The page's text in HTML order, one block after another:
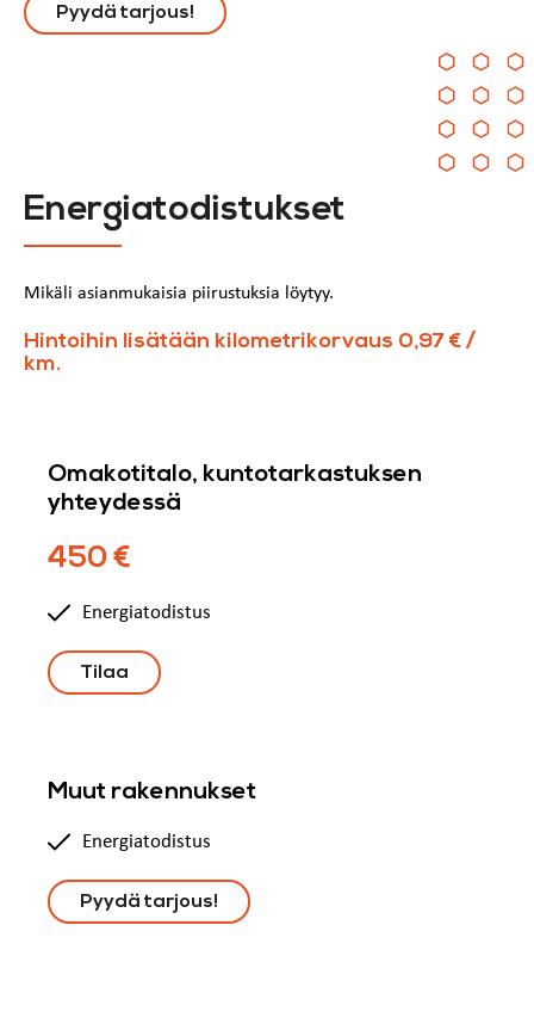
Pyydä tarjous!
Energiatodistukset
Mikäli asianmukaisia piirustuksia löytyy.
Hintoihin lisätään kilometrikorvaus 0,97 € /
km.
Omakotitalo, kuntotarkastuksen
yhteydessä
450 €
Energiatodistus
Tilaa
Muut rakennukset
Energiatodistus
Pyydä tarjous!